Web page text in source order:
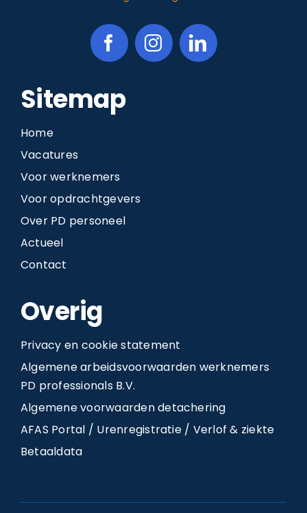
Sitemap
Home
Vacatures
Voor werknemers
Voor opdrachtgevers
Over PD personeel
Actueel
Contact
Overig
Privacy en cookie statement
Algemene arbeidsvoorwaarden werknemers
PD professionals B.V.
Algemene voorwaarden detachering
AFAS Portal / Urenregistratie / Verlof & ziekte
Betaaldata